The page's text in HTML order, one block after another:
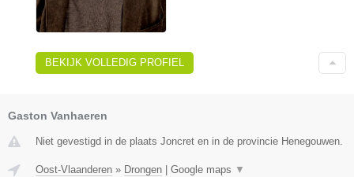
BEKIJK VOLLEDIG PROFIEL
Gaston Vanhaeren
Niet gevestigd in de plaats Joncret en in de provincie Henegouwen.
Oost-Vlaanderen » Drongen Google maps ▼